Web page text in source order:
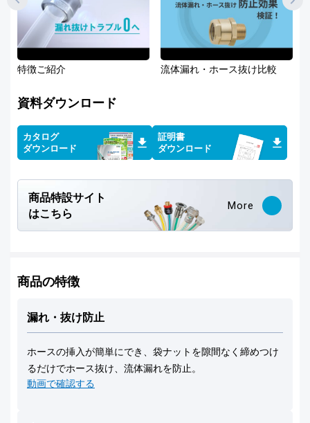
特徴ご紹介 流体漏れ・ホース抜け比較
資料ダウンロード
カタログ
ダウンロード
証明書
ダウンロード
商品特設サイト
はこちら
More
商品の特徴
漏れ・抜け防止
ホースの挿入が簡単にでき、袋ナットを隙間なく締めつけ
るだけでホース抜け、流体漏れを防止。
動画で確認する